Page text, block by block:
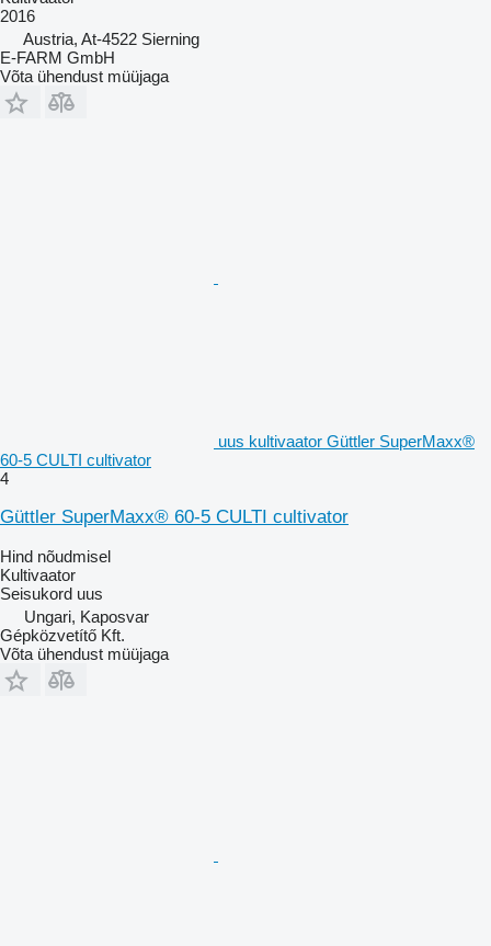
2016
Austria, At-4522 Sierning
E-FARM GmbH
Võta ühendust müüjaga
uus kultivaator Güttler SuperMaxx®
60-5 CULTI cultivator
4
Güttler SuperMaxx® 60-5 CULTI cultivator
Hind nõudmisel
Kultivaator
Seisukord uus
Ungari, Kaposvar
Gépközvetítő Kft.
Võta ühendust müüjaga